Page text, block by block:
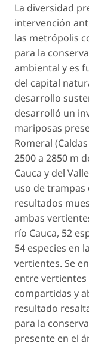
La diversidad
intervención
las metrópolis
para la
ambiental y es
del capital
desarrollo
desarrolló un
mariposas
Romeral
2500 a 2850 m
Cauca y del
uso de trampas
resultados
ambas
río Cauca, 52
54 especies en
vertientes. Se
entre vertientes
compartidas y
resultado
para la
presente en el